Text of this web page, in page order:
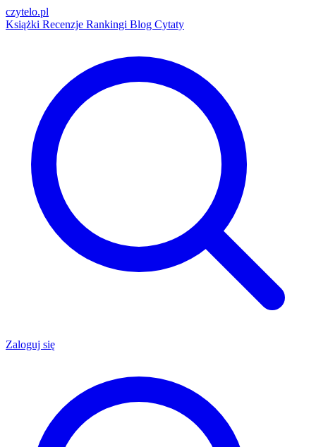
czytelo.pl
Książki Recenzje Rankingi Blog Cytaty
Zaloguj się